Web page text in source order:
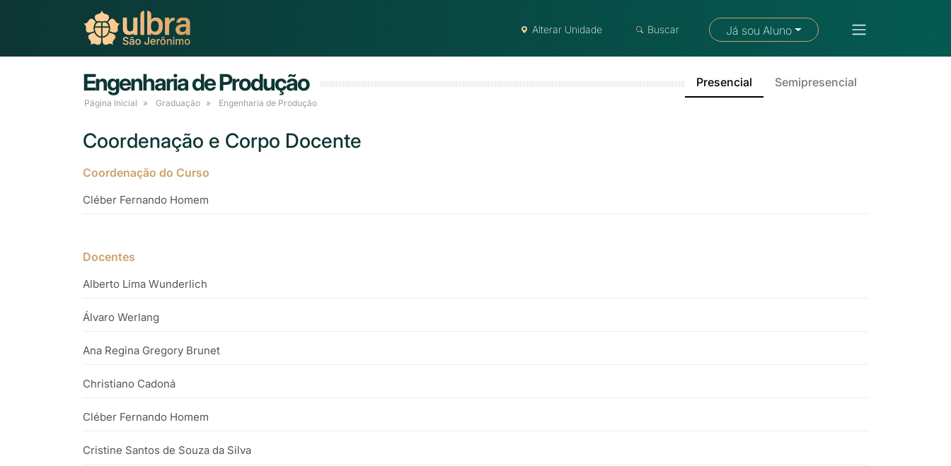
Fale com um consultor
Alterar Unidade Buscar Já sou Aluno
Engenharia de Produção Presencial Semipresencial
Página Inicial Graduação Engenharia de Produção
Coordenação e Corpo Docente
Coordenação do Curso
Cléber Fernando Homem
Docentes
Alberto Lima Wunderlich
Álvaro Werlang
Ana Regina Gregory Brunet
Christiano Cadoná
Cléber Fernando Homem
Cristine Santos de Souza da Silva